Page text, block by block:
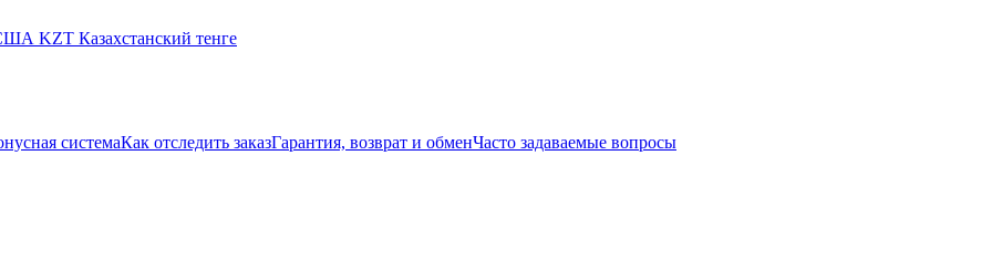
KZT Казахстанский тенге
системаКак отследить заказГарантия, возврат и обменЧасто задаваемые вопросы